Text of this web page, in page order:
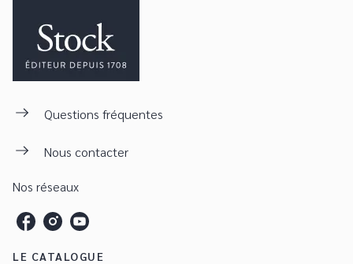
Questions fréquentes
Nous contacter
Nos réseaux
LE CATALOGUE